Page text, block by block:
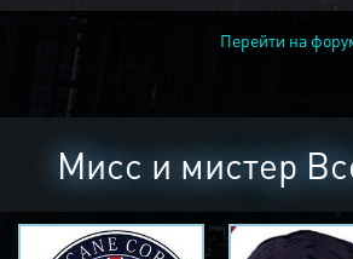
Перейти на
Мисс и мистер